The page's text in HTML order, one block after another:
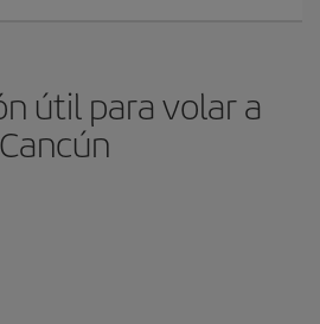
útil para volar a
Cancún